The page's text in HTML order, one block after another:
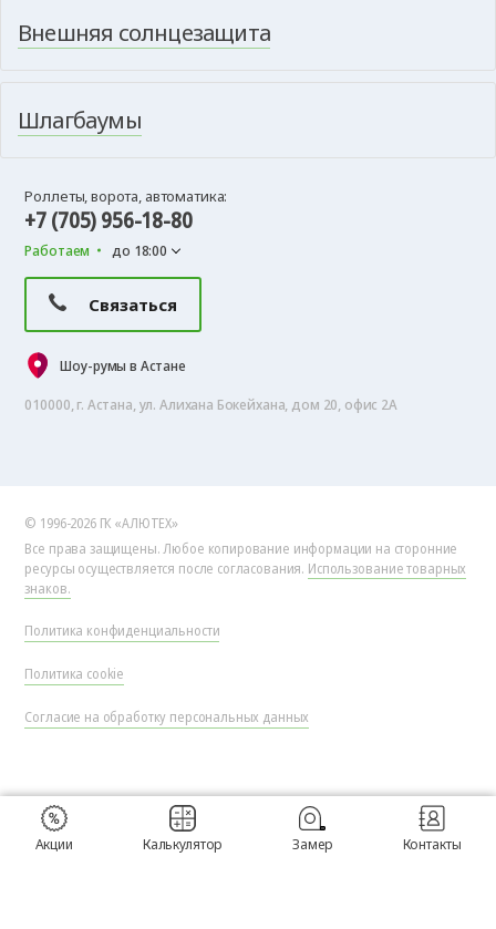
Внешняя солнцезащита
Шлагбаумы
Роллеты, ворота, автоматика:
+7 (705) 956-18-80
Работаем до 18:00
Связаться
Шоу-румы в Астане
010000, г. Астана, ул. Алихана Бокейхана, дом 20, офис 2А
© 1996-2026 ГК «АЛЮТЕХ»
Все права защищены. Любое копирование информации на сторонние
ресурсы осуществляется после согласования. Использование товарных
знаков.
Политика конфиденциальности
Политика cookie
Согласие на обработку персональных данных
Акции Калькулятор Замер Контакты